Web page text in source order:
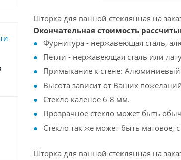
Шторка для ванной стеклянная на
Окончательная стоимость
Фурнитура - нержавеющая сталь,
Петли - нержавеющая сталь или
Примыкание к стене:
Высота зависит от Ваших
Стекло каленое 6-8 мм.
Прозрачное стекло может быть
Стекло так же может быть
Шторка для ванной стеклянная на